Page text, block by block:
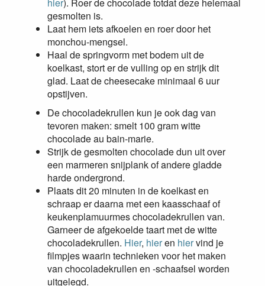
gesmolten is.
Laat hem iets afkoelen en roer door het
monchou-mengsel.
Haal de springvorm met bodem uit de
koelkast, stort er de vulling op en strijk dit
glad. Laat de cheesecake minimaal 6 uur
opstijven.
De chocoladekrullen kun je ook dag van
tevoren maken: smelt 100 gram witte
chocolade au bain-marie.
Strijk de gesmolten chocolade dun uit over
een marmeren snijplank of andere gladde
harde ondergrond.
Plaats dit 20 minuten in de koelkast en
schraap er daarna met een kaasschaaf of
keukenplamuurmes chocoladekrullen van.
Garneer de afgekoelde taart met de witte
chocoladekrullen. Hier, hieren hiervind je
filmpjes waarin technieken voor het maken
van chocoladekrullen en -schaafsel worden
uitgelegd.